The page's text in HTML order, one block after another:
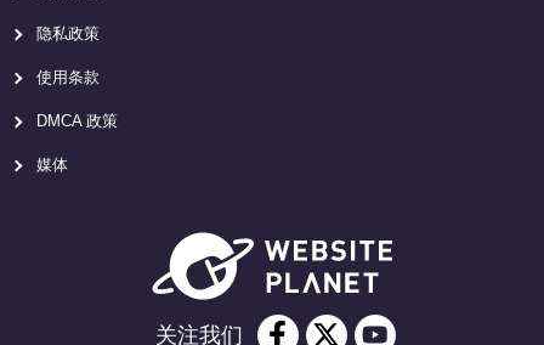
隐私政策
使用条款
DMCA 政策
媒体
关注我们